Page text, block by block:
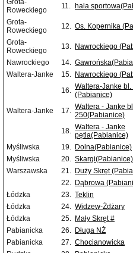
Grota-
Roweckiego
11. hala
Grota-
Roweckiego
12. Os. Kopernika
Grota-
Roweckiego
13. Nawrockiego
Nawrockiego
14.
Waltera-Janke
15. Nawrockiego
16. Waltera-Janke bl.
(Pabianice)
Waltera-Janke
17. Waltera - Janke
250(Pabianice)
18. Waltera - Janke
pętla(Pabianice)
Myśliwska
19. Dolna(Pabianice)
Myśliwska
20. Skargi(Pabianice)
Warszawska
21. Duży Skręt
22. Dąbrowa
Łódzka
23. Teklin
Łódzka
24. Widzew-Żdżary
Łódzka
25. Mały Skręt #
Pabianicka
26. Długa NŻ
Pabianicka
27. Chocianowicka